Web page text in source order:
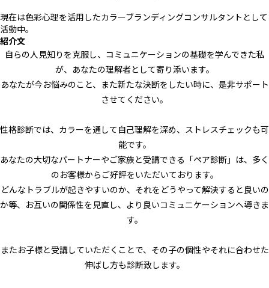
現在は色彩心理を活用したカラーブランディングコンサルタントとして
活動中。
紹介文
自らの人見知りを克服し、コミュニケーションの基礎を学んできた私
が、あなたの理解者として寄り添います。
あなたが今お悩みのこと、また新たな決断をしたい時に、是非サポート
させてください。
性格診断では、カラーを通して自己理解を深め、ストレスチェックも可
能です。
あなたの大切なパートナーやご家族と受講できる「ペア診断」は、多く
のお客様からご好評をいただいております。
どんなトラブルが起きやすいのか、それをどうやって解決すると良いの
か等、お互いの関係性を見直し、より良いコミュニケーションへ導きま
す。
またお子様と受講していただくことで、その子の個性やそれに合わせた
伸ばし方も診断致します。